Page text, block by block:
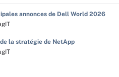
annonces de Dell World 2026
la stratégie de NetApp